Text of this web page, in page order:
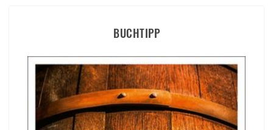
BUCHTIPP